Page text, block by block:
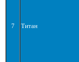
7 Титан